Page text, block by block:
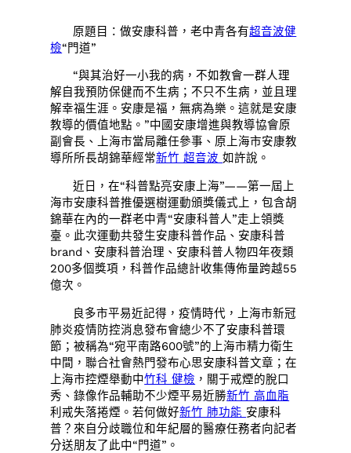
原題目：做安康科普，老中青各有超音波健
檢“門道”
“與其治好一小我的病，不如教會一群人理
解自我預防保健而不生病；不只不生病，並且理
解幸福生涯。安康是福，無病為樂。這就是安康
教導的價值地點。”中國安康增進與教導協會原
副會長、上海市當局離任參事、原上海市安康教
導所所長胡錦華經常新竹 超音波如許說。
近日，在“科普點亮安康上海”——第一屆上
海市安康科普推優選樹運動頒獎儀式上，包含胡
錦華在內的一群老中青“安康科普人”走上領獎
臺。此次運動共發生安康科普作品、安康科普
brand、安康科普治理、安康科普人物四年夜類
200多個獎項，科普作品總計收集傳佈量跨越55
億次。
良多市平易近記得，疫情時代，上海市新冠
肺炎疫情防控消息發布會總少不了安康科普環
節；被稱為“宛平南路600號”的上海市精力衛生
中間，聯合社會熱門發布心思安康科普文章；在
上海市控煙舉動中竹科 健檢 ，關于戒煙的脫口
秀、錄像作品輔助不少煙平易近勝新竹 高血脂
利戒失落捲煙。若何做好新竹 肺功能 安康科
普？來自分歧職位和年紀層的醫療任務者向記者
分送朋友了此中“門道”。